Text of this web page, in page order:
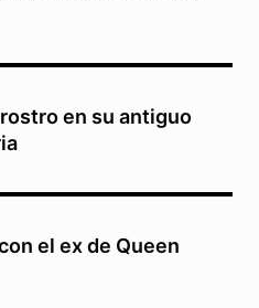
en su antiguo
el ex de Queen